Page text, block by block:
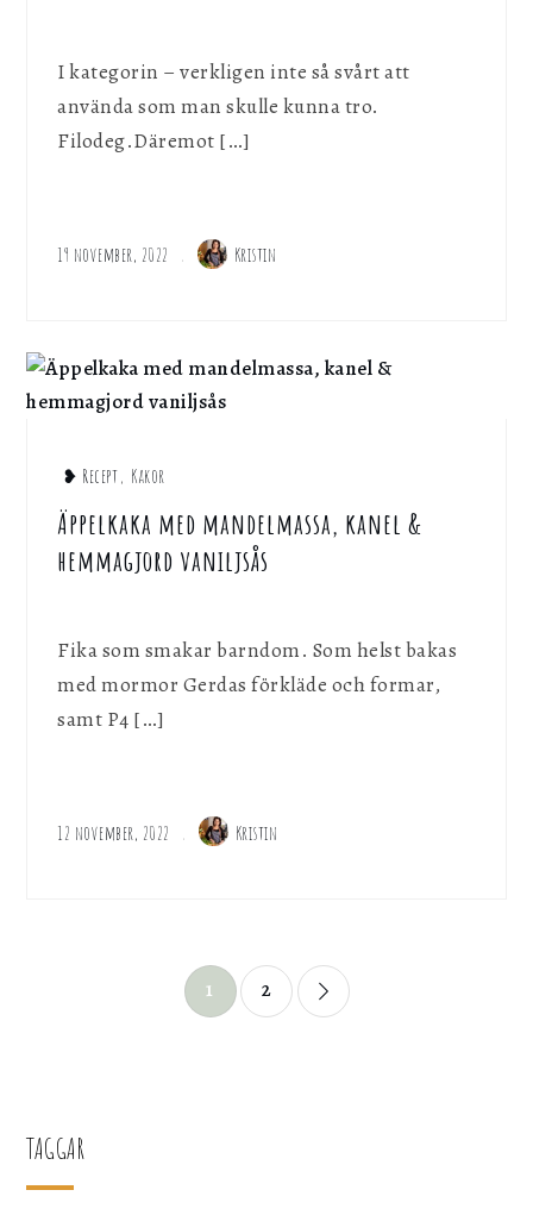
I kategorin – verkligen inte så svårt att
använda som man skulle kunna tro.
Filodeg.Däremot […]
19 november, 2022 Kristin
❥ Recept, Kakor
Äppelkaka med mandelmassa, kanel &
hemmagjord vaniljsås
Fika som smakar barndom. Som helst bakas
med mormor Gerdas förkläde och formar,
samt P4 […]
12 november, 2022 Kristin
Sidnumrering
1 2
TAGGAR